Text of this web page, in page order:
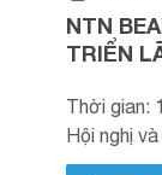
NTN
TRIỂN
Thời gian:
Hội nghị
ngày diễn